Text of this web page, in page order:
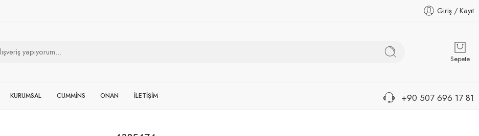
Giriş / Kayıt
Sepete
KURUMSAL CUMMİNS ONAN İLETİŞİM +90 507 696 17 81